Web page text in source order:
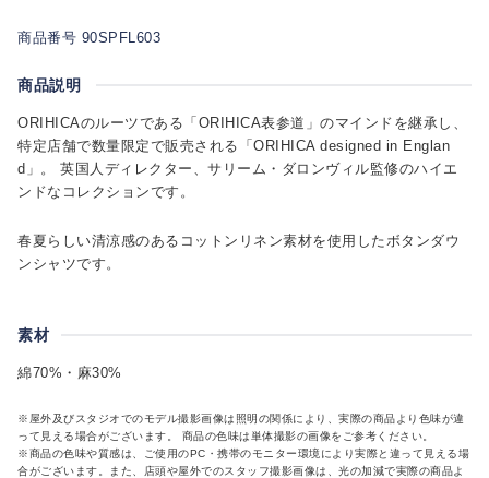
商品番号 90SPFL603
商品説明
ORIHICAのルーツである「ORIHICA表参道」のマインドを継承し、
特定店舗で数量限定で販売される「ORIHICA designed in Englan
d」。 英国人ディレクター、サリーム・ダロンヴィル監修のハイエ
ンドなコレクションです。
春夏らしい清涼感のあるコットンリネン素材を使用したボタンダウ
ンシャツです。
素材
綿70%・麻30%
※屋外及びスタジオでのモデル撮影画像は照明の関係により、実際の商品より色味が違
って見える場合がございます。 商品の色味は単体撮影の画像をご参考ください。
※商品の色味や質感は、ご使用のPC・携帯のモニター環境により実際と違って見える場
合がございます。また、店頭や屋外でのスタッフ撮影画像は、光の加減で実際の商品よ